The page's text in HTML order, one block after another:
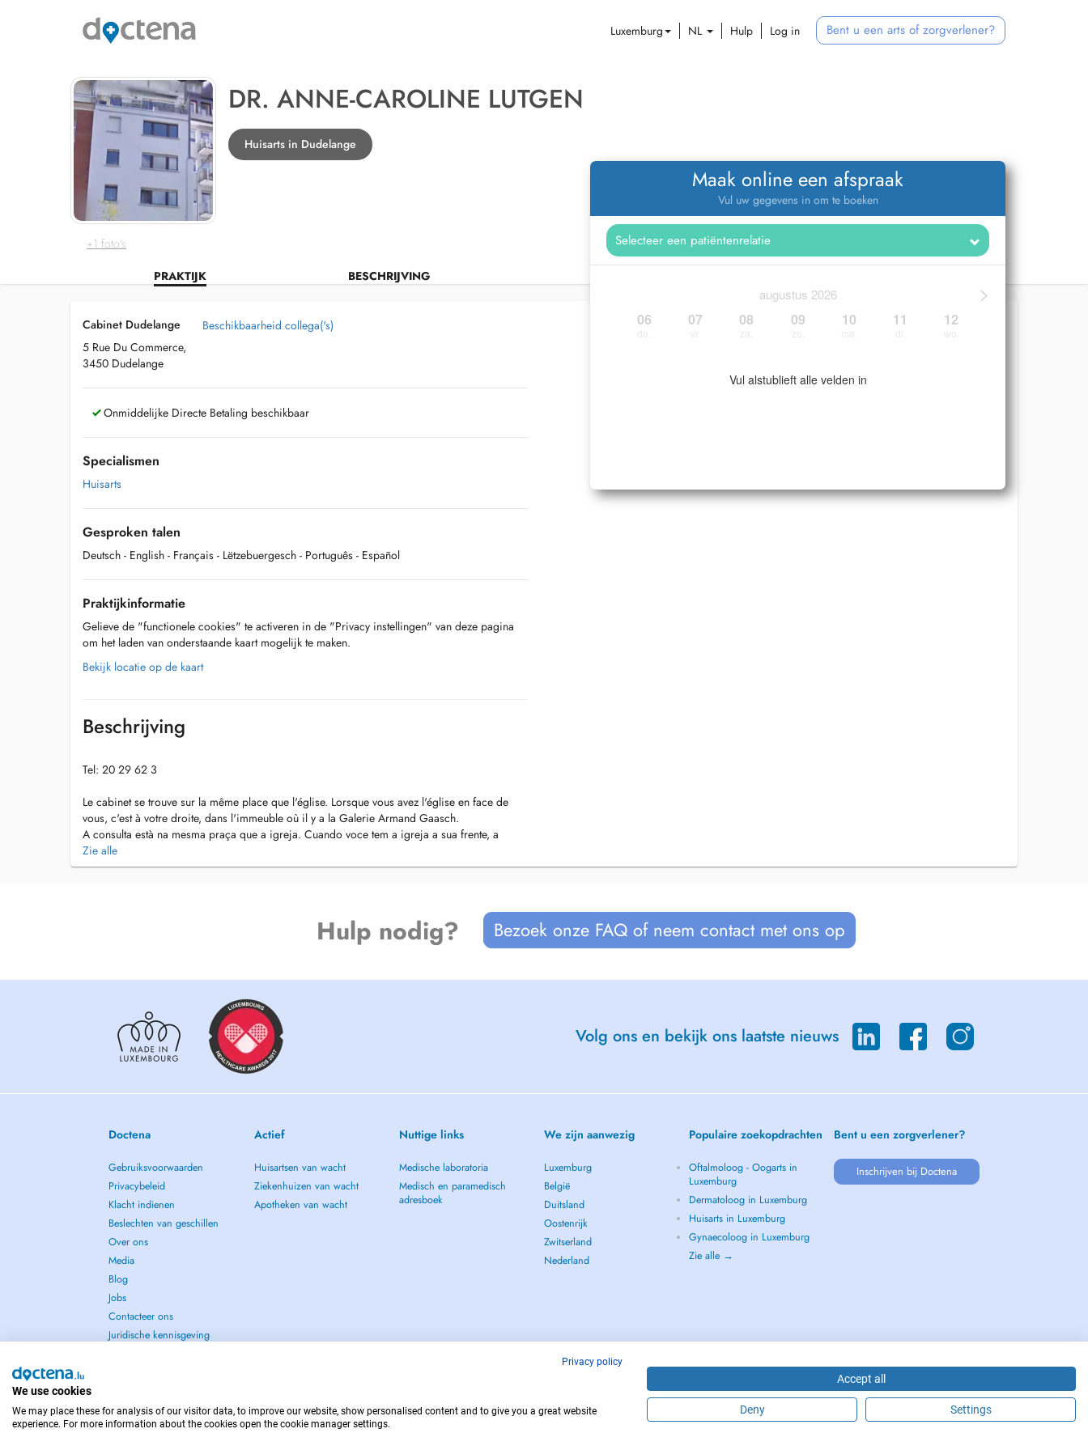
Luxemburg NL Hulp Log in Bent u een arts of zorgverlener?
+1 foto's
DR. ANNE-CAROLINE LUTGEN
Huisarts in Dudelange
PRAKTIJK BESCHRIJVING
Maak online een afspraak
Vul uw gegevens in om te boeken
>
augustus 2026
06 07 08 09 10 11 12
Vul alstublieft alle velden in
Cabinet Dudelange
5 Rue Du Commerce,
3450 Dudelange
Beschikbaarheid collega('s)
Onmiddelijke Directe Betaling beschikbaar
Specialismen
Huisarts
Gesproken talen
Deutsch - English - Français - Lëtzebuergesch - Português - Español
Praktijkinformatie
Gelieve de "functionele cookies" te activeren in de "Privacy instellingen" van deze pagina
om het laden van onderstaande kaart mogelijk te maken.
Bekijk locatie op de kaart
Beschrijving
Tel: 20 29 62 3
Le cabinet se trouve sur la même place que l'église. Lorsque vous avez l'église en face de
vous, c'est à votre droite, dans l'immeuble où il y a la Galerie Armand Gaasch.
A consulta està na mesma praça que a igreja. Cuando voce tem a igreja a sua frente, a
consulta està a sua direita, no imovel a onde està a Galerie Armand Gaasch.
Zie alle
Hulp nodig? Bezoek onze FAQ of neem contact met ons op
Volg ons en bekijk ons laatste nieuws
Doctena
Gebruiksvoorwaarden
Privacybeleid
Klacht indienen
Beslechten van geschillen
Over ons
Media
Blog
Jobs
Contacteer ons
Juridische kennisgeving
Actief
Huisartsen van wacht
Ziekenhuizen van wacht
Apotheken van wacht
Nuttige links
Medische laboratoria
Medisch en paramedisch
adresboek
We zijn aanwezig
Luxemburg
België
Duitsland
Oostenrijk
Zwitserland
Nederland
Populaire zoekopdrachten
Oftalmoloog - Oogarts in
Luxemburg
Dermatoloog in Luxemburg
Huisarts in Luxemburg
Gynaecoloog in Luxemburg
Zie alle →
Bent u een zorgverlener?
Inschrijven bij Doctena
NEEM IN GEVAL VAN NOOD CONTACT OP MET : 112 Copyright © 2026 - DOCTENA S.A. 42, Rue de la Vallée, L-2661 Luxembourg
Privacy policy
We use cookies
We may place these for analysis of our visitor data, to improve our website, show personalised content and to give you a great website
experience. For more information about the cookies open the cookie manager settings.
Accept all
Deny Settings